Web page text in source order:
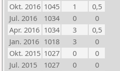
Okt. 2016 1045 1
0,5
Jul. 2016
1034 0
0
Apr. 2016 1034 3
0,5
Jan. 2016 1018 3
0
Okt. 2015 1027 0
0
Jul. 2015
1027 0
0